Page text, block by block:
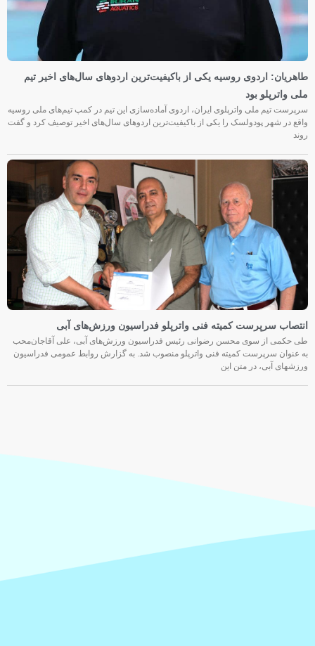
طاهریان: اردوی روسیه یکی از باکیفیت‌ترین اردوهای سال‌های اخیر تیم
ملی واترپلو بود
سرپرست تیم ملی واترپلوی ایران، اردوی آماده‌سازی این تیم در کمپ تیم‌های ملی روسیه
واقع در شهر پودولسک را یکی از باکیفیت‌ترین اردوهای سال‌های اخیر توصیف کرد و گفت
روند
انتصاب سرپرست کمیته فنی واترپلو فدراسیون ورزش‌های آبی
طی حکمی از سوی محسن رضوانی رئیس فدراسیون ورزش‌های آبی، علی آقاجان‌محب
به عنوان سرپرست کمیته فنی واترپلو منصوب شد. به گزارش روابط عمومی فدراسیون
ورزشهای آبی، در متن این